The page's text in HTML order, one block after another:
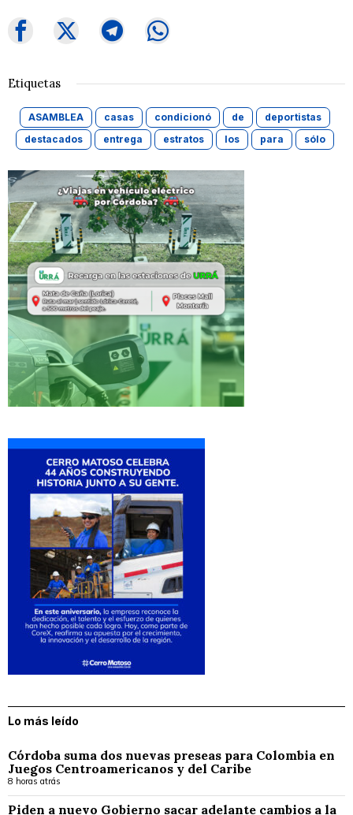
Etiquetas
ASAMBLEA casas condicionó de
deportistas
destacados
entrega estratos los para sólo
Lo más leído
Córdoba suma dos nuevas preseas para Colombia en
Juegos Centroamericanos y del Caribe
8 horas atrás
Piden a nuevo Gobierno sacar adelante cambios a la